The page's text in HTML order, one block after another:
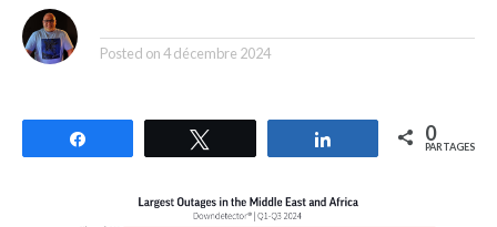
Posted on4 décembre 2024
Partagez 0
PARTAGES